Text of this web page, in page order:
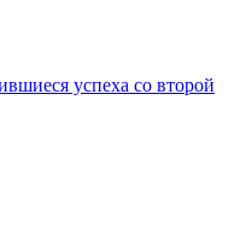
успеха со второй